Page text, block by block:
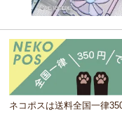
ネコポスは送料全国一律